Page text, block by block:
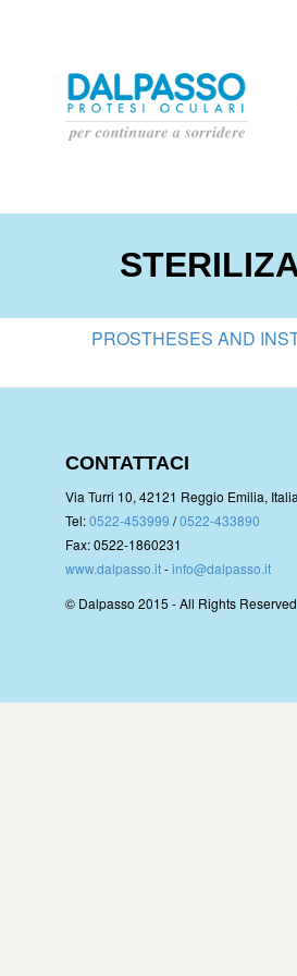
PROSTHESES AND
CONTATTACI
Via Turri 10, 42121 Reggio Emilia, Italia
Tel:0522-453999 /0522-433890
Fax: 0522-1860231
www.dalpasso.it-info@dalpasso.it
© Dalpasso 2015 - All Rights Reserved